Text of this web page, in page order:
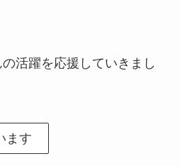
活躍を応援していきまし
ます